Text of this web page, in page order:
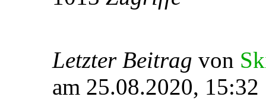
Letzter Beitrag von
am 25.08.2020, 15:32